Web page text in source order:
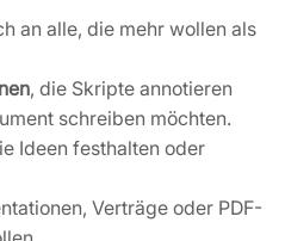
an alle, die mehr wollen als
, die Skripte annotieren
schreiben möchten.
Ideen festhalten oder
Verträge oder PDF-